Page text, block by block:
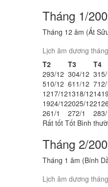
Tháng 1/
Tháng 12 âm (Ất
Lịch âm dương
T2
T3 T4
293/12 304/12 31
510/12 611/12 7
1217/121318/1214
1924/122025/1221
261/1 272/1 283/
Rất tốt Tốt Bình
Tháng 2/
Tháng 1 âm (Bính
Lịch âm dương